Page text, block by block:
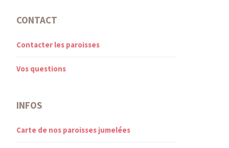
CONTACT
Contacter les paroisses
Vos questions
INFOS
Carte de nos paroisses jumelées